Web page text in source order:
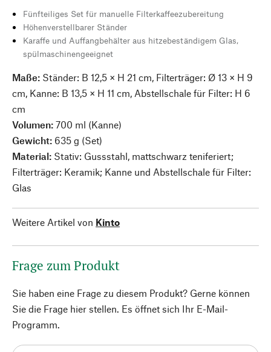
Fünfteiliges Set für manuelle Filterkaffeezubereitung
Höhenverstellbarer Ständer
Karaffe und Auffangbehälter aus hitzebeständigem Glas,
spülmaschinengeeignet
Maße: Ständer: B 12,5 × H 21 cm, Filterträger: Ø 13 × H 9
cm, Kanne: B 13,5 × H 11 cm, Abstellschale für Filter: H 6
cm
Volumen: 700 ml (Kanne)
Gewicht: 635 g (Set)
Material: Stativ: Gussstahl, mattschwarz teniferiert;
Filterträger: Keramik; Kanne und Abstellschale für Filter:
Glas
Weitere Artikel von Kinto
Frage zum Produkt
Sie haben eine Frage zu diesem Produkt? Gerne können
Sie die Frage hier stellen. Es öffnet sich Ihr E-Mail-
Programm.